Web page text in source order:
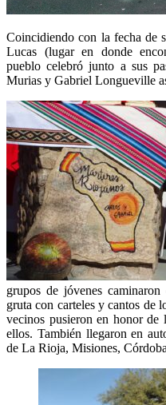
Coincidiendo con la fecha de
Lucas (lugar en donde
pueblo celebró junto a sus
Murias y Gabriel Longueville
grupos de jóvenes
gruta con carteles y cantos de
vecinos pusieron en honor de
ellos. También llegaron en
de La Rioja, Misiones,